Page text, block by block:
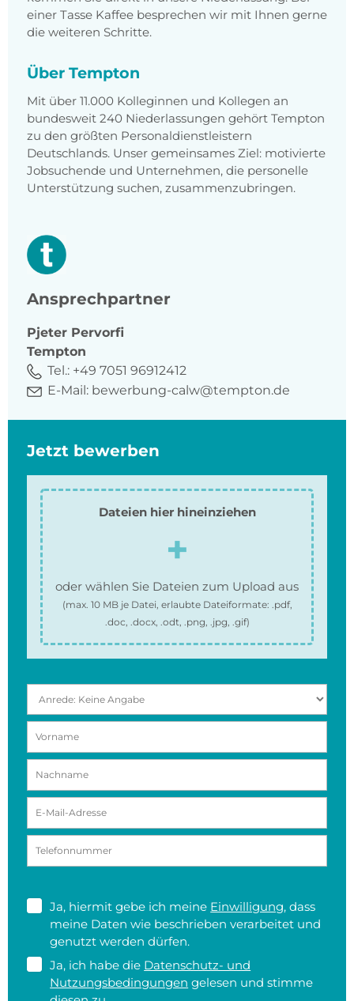
einer Tasse Kaffee besprechen wir mit Ihnen gerne
die weiteren Schritte.
Über Tempton
Mit über 11.000 Kolleginnen und Kollegen an
bundesweit 240 Niederlassungen gehört Tempton
zu den größten Personaldienstleistern
Deutschlands. Unser gemeinsames Ziel: motivierte
Jobsuchende und Unternehmen, die personelle
Unterstützung suchen, zusammenzubringen.
Ansprechpartner
Pjeter Pervorfi
Tempton
Tel.: +49 7051 96912412
E-Mail: bewerbung-calw@tempton.de
Jetzt bewerben
Dateien hier hineinziehen
oder wählen Sie Dateien zum Upload aus
(max. 10 MBje Datei, erlaubte Dateiformate: .pdf,
.doc, .docx, .odt, .png, .jpg, .gif)
Ja, hiermit gebe ich meine Einwilligung, dass
meine Daten wie beschrieben verarbeitet und
genutzt werden dürfen.
Ja, ich habe die Datenschutz- und
Nutzungsbedingungen gelesen und stimme